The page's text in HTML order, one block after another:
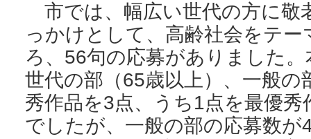
市では、幅広い世代の方に敬
っかけとして、高齢社会をテ
ろ、56句の応募がありました
世代の部（65歳以上）、一般
秀作品を3点、うち1点を最優
でしたが、一般の部の応募数